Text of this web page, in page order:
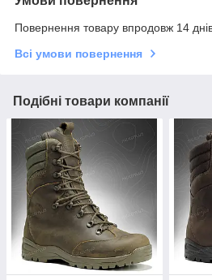
Повернення товару впродовж 14
Всі умови повернення
Подібні товари компанії